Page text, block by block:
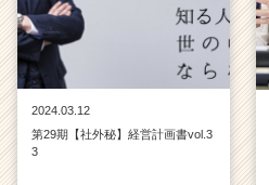
2024.03.12
第29期【社外秘】経営計画書vol.3
3